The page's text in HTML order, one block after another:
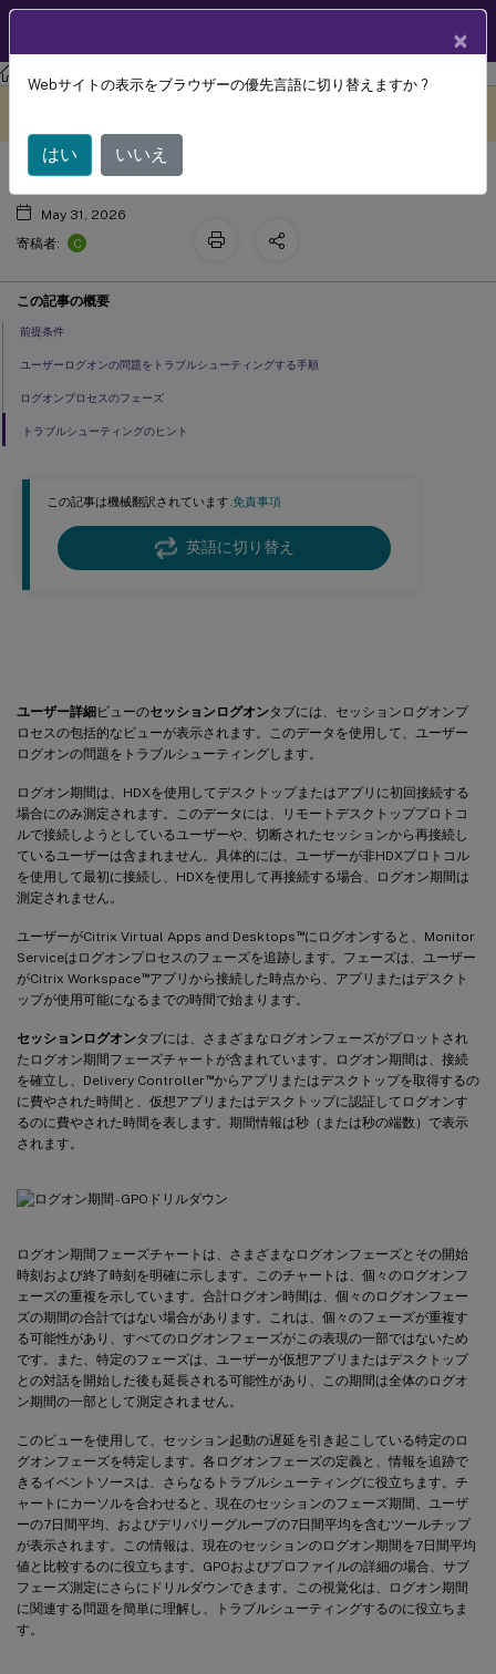
この記事は機械翻訳されています.免責事項
英語に切り替え
ユーザー詳細ビューのセッションログオンタブには、セッションログオンプ
ロセスの包括的なビューが表示されます。このデータを使用して、ユーザー
ログオンの問題をトラブルシューティングします。
ログオン期間は、HDXを使用してデスクトップまたはアプリに初回接続する
場合にのみ測定されます。このデータには、リモートデスクトッププロトコ
ルで接続しようとしているユーザーや、切断されたセッションから再接続し
ているユーザーは含まれません。具体的には、ユーザーが非HDXプロトコル
を使用して最初に接続し、HDXを使用して再接続する場合、ログオン期間は
測定されません。
ユーザーがCitrix Virtual Apps and Desktops ™にログオンすると、Monitor
Serviceはログオンプロセスのフェーズを追跡します。フェーズは、ユーザー
がCitrix Workspace™アプリから接続した時点から、アプリまたはデスクト
ップが使用可能になるまでの時間で始まります。
セッションログオンタブには、さまざまなログオンフェーズがプロットされ
たログオン期間フェーズチャートが含まれています。ログオン期間は、接続
を確立し、Delivery Controller™からアプリまたはデスクトップを取得するの
に費やされた時間と、仮想アプリまたはデスクトップに認証してログオンす
るのに費やされた時間を表します。期間情報は秒（または秒の端数）で表示
されます。
ログオン期間フェーズチャートは、さまざまなログオンフェーズとその開始
時刻および終了時刻を明確に示します。このチャートは、個々のログオンフ
ェーズの重複を示しています。合計ログオン時間は、個々のログオンフェー
ズの期間の合計ではない場合があります。これは、個々のフェーズが重複す
る可能性があり、すべてのログオンフェーズがこの表現の一部ではないため
です。また、特定のフェーズは、ユーザーが仮想アプリまたはデスクトップ
との対話を開始した後も延長される可能性があり、この期間は全体のログオ
ン期間の一部として測定されません。
このビューを使用して、セッション起動の遅延を引き起こしている特定のロ
グオンフェーズを特定します。各ログオンフェーズの定義と、情報を追跡で
きるイベントソースは、さらなるトラブルシューティングに役立ちます。チ
ャートにカーソルを合わせると、現在のセッションのフェーズ期間、ユーザ
ーの7日間平均、およびデリバリーグループの7日間平均を含むツールチップ
が表示されます。この情報は、現在のセッションのログオン期間を7日間平均
値と比較するのに役立ちます。GPOおよびプロファイルの詳細の場合、サブ
フェーズ測定にさらにドリルダウンできます。この視覚化は、ログオン期間
に関連する問題を簡単に理解し、トラブルシューティングするのに役立ちま
す。
ユーザーログオンの問題を診断する
May 31, 2026
寄稿者:
C
この記事の概要
前提条件
ユーザーログオンの問題をトラブルシューティングする手順
ログオンプロセスのフェーズ
トラブルシューティングのヒント
×
Webサイトの表示をブラウザーの優先言語に切り替えますか ?
はい いいえ